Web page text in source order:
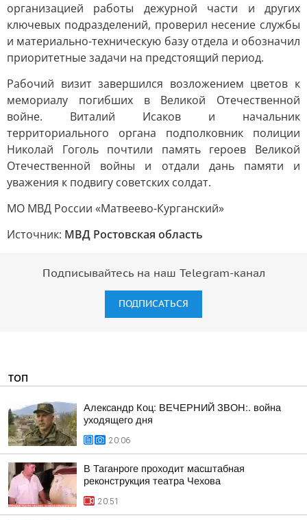
организацией работы дежурной части и других
ключевых подразделений, проверил несение службы
и материально-техническую базу отдела и обозначил
приоритетные задачи на предстоящий период.
Рабочий визит завершился возложением цветов к
мемориалу погибших в Великой Отечественной
войне. Виталий Исаков и начальник
территориального органа подполковник полиции
Николай Гоголь почтили память героев Великой
Отечественной войны и отдали дань памяти и
уважения к подвигу советских солдат.
МО МВД России «Матвеево-Курганский»
Источник: МВД Ростовская область
Подписывайтесь на наш Telegram-канал
ПОДПИСАТЬСЯ
ТОП
Александр Коц: ВЕЧЕРНИЙ ЗВОН:. война
уходящего дня
20:06
В Таганроге проходит масштабная
реконструкция театра Чехова
20:51